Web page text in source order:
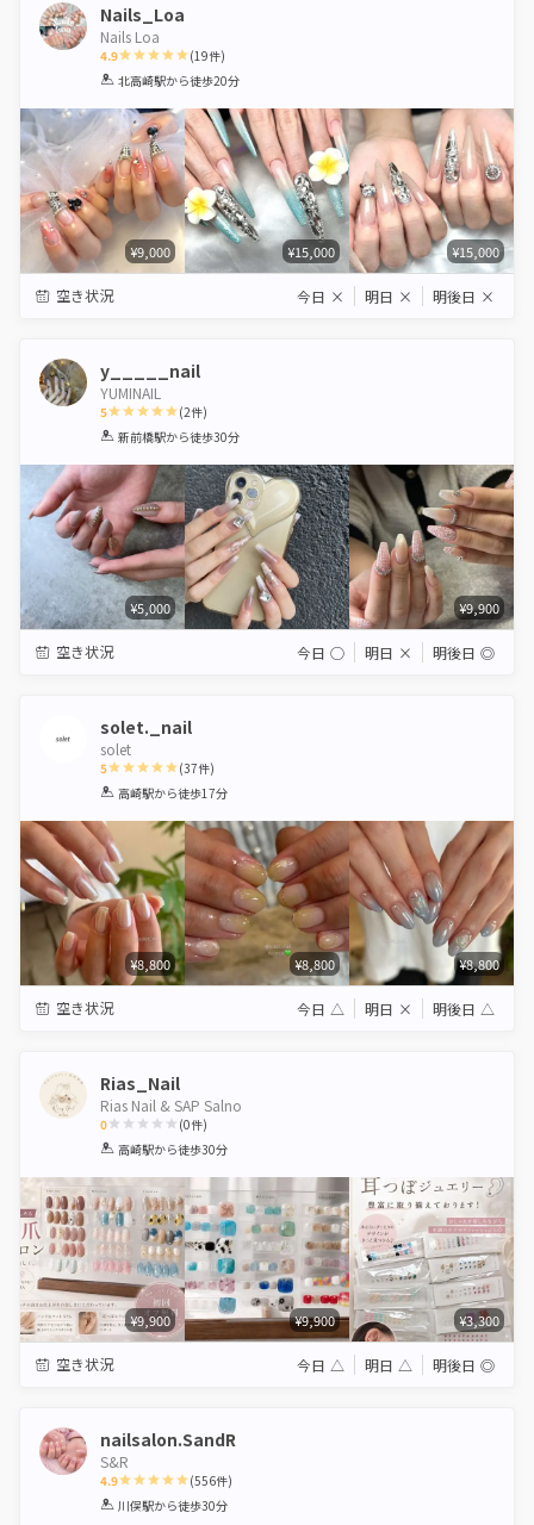
Nails_Loa
Nails Loa
4.9
1 2 3 4 5
(19件)
北高崎駅から徒歩20分
¥9,000 ¥15,000 ¥15,000
空き状況 今日 × 明日 × 明後日 ×
y_____nail
YUMINAIL
5
1 2 3 4 5
(2件)
新前橋駅から徒歩30分
¥5,000 ¥9,900
空き状況 今日 ◯ 明日 × 明後日 ◎
solet._nail
solet
5
1 2 3 4 5
(37件)
高崎駅から徒歩17分
¥8,800 ¥8,800 ¥8,800
空き状況 今日 △ 明日 × 明後日 △
Rias_Nail
Rias Nail & SAP Salno
0
1 2 3 4 5
(0件)
高崎駅から徒歩30分
¥9,900 ¥9,900 ¥3,300
空き状況 今日 △ 明日 △ 明後日 ◎
nailsalon.SandR
S&R
4.9
1 2 3 4 5
(556件)
川俣駅から徒歩30分